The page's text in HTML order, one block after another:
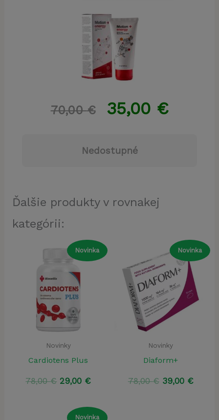
70,00€ 35,00 €
Nedostupné
Ďalšie produkty v rovnakej
kategórii:
Novinka
Novinky
Cardiotens Plus
78,00€ Pôvodná
78,00 €.
29,00 €Aktuálna
29,00 €.
Novinka
Novinky
Diaform+
78,00€ Pôvodná
39,00 €
Novinka